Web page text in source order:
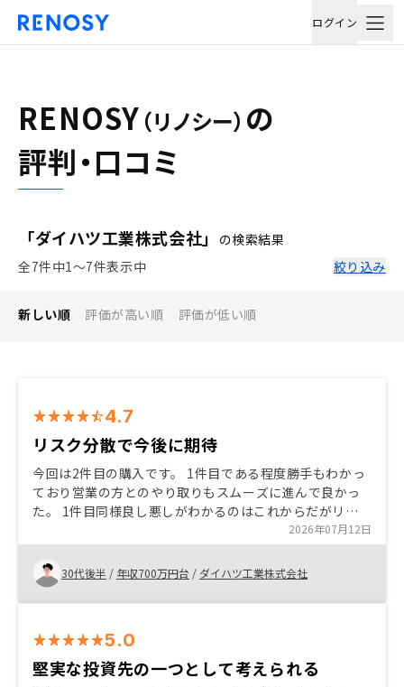
ログイン
RENOSY （リノシー） の
評判・口コミ
「ダイハツ工業株式会社」
の検索結果
全7件中1〜7件表示中
絞り込み
新しい順 評価が高い順 評価が低い順
4.7
リスク分散で今後に期待
今回は2件目の購入です。 1件目である程度勝手もわかっ
ており営業の方とのやり取りもスムーズに進んで良かっ
た。 1件目同様良し悪しがわかるのはこれからだがリス
ク分散の目線で物件の紹介をいただき自身のまとめる条
件とも合致していたので今後が楽しみ。 物件購入後の書
類のやり取りに関して分かりにくい部分がある 連絡でこ
ういった書類が届くと聞いているが届かない書類であっ
たり相手の受領連絡が来ないので状況がわからないこと
2026年07月12日
30代後半 / 年収700万円台 / ダイハツ工業株式会社
5.0
堅実な投資先の一つとして考えられる